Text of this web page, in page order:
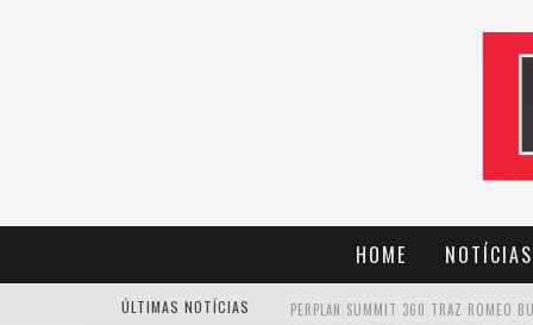
HOME NOTÍCIAS
ÚLTIMAS NOTÍCIAS